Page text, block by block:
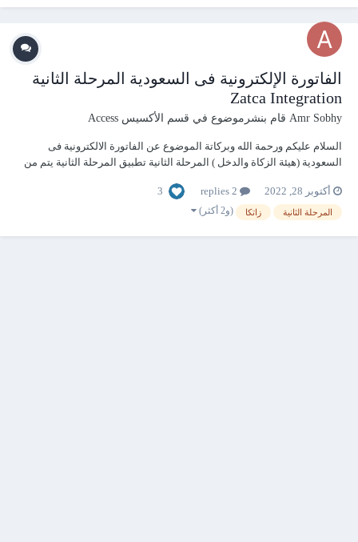
الفاتورة الإلكترونية فى السعودية المرحلة الثانية
Zatca Integration
Amr Sobhy قام بنشرموضوع في قسم الأكسيس Access
السلام عليكم ورحمة الله وبركاتة الموضوع عن الفاتورة الالكترونية فى
السعودية (هيئة الزكاة والدخل ) المرحلة الثانية تطبيق المرحلة الثانية يتم من
التوقيع الإلكترونى لملف xml 3- مرحلة ارسال الملف بعد التو...
أكتوبر 28, 2022 3
المرحلة الثانية زاتكا (و2 أكثر)